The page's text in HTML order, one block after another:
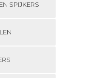
SPIJKERS